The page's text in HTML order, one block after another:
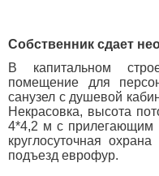
Собственник сдает
В капитальном
помещение для
санузел с душевой
Некрасовка, высота
4*4,2 м с прилегающим
круглосуточная
подъезд еврофур.